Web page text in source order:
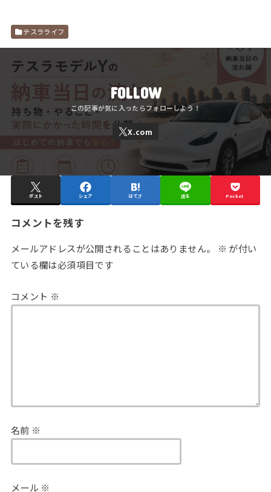
テスラライフ
FOLLOW
ポスト シェア はてブ 送る Pocket
コメントを残す
メールアドレスが公開されることはありません。 ※ が付い
ている欄は必須項目です
コメント ※
名前 ※
メール ※